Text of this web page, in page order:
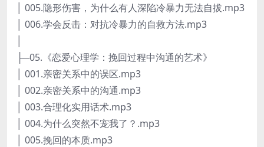
│ 005.隐形伤害，为什么有人深陷冷暴力无法自拔.mp3
│ 006.学会反击：对抗冷暴力的自救方法.mp3
├─05.《恋爱心理学：挽回过程中沟通的艺术》
│ 001.亲密关系中的误区.mp3
│ 002.亲密关系中的沟通.mp3
│ 003.合理化实用话术.mp3
│ 004.为什么突然不宠我了？.mp3
│ 005.挽回的本质.mp3